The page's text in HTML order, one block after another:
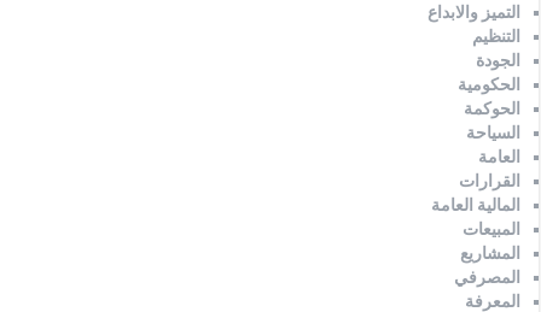
التميز والابداع
التنظيم
الجودة
الحكومية
الحوكمة
السياحة
العامة
القرارات
المالية العامة
المبيعات
المشاريع
المصرفي
المعرفة